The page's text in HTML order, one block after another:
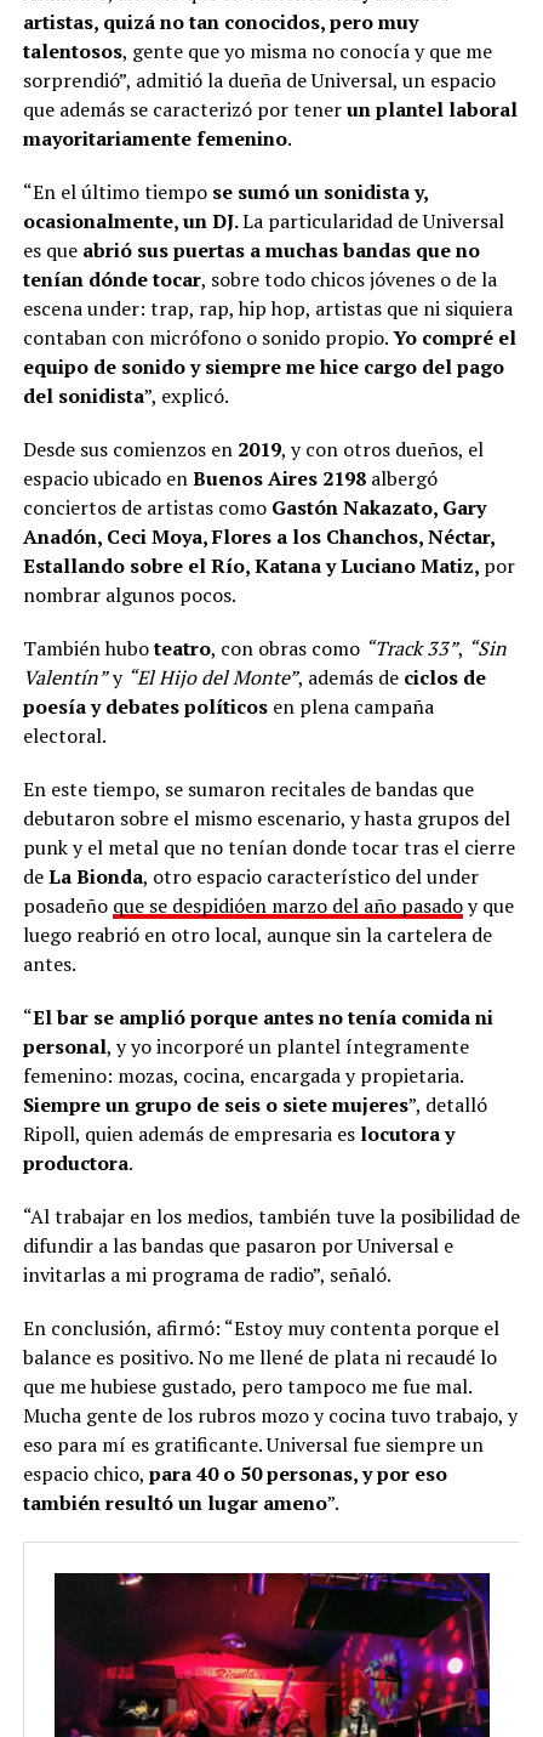
artistas, quizá no tan conocidos, pero muy
talentosos, gente que yo misma no conocía y que me
sorprendió”, admitió la dueña de Universal, un espacio
que además se caracterizó por tenerun plantel laboral
mayoritariamente femenino.
“En el último tiempose sumó un sonidista y,
ocasionalmente, un DJ.La particularidad de Universal
es que abrió sus puertas a muchas bandas que no
tenían dónde tocar, sobre todo chicos jóvenes o de la
escena under: trap, rap, hip hop, artistas que ni siquiera
contaban con micrófono o sonido propio.Yo compré el
equipo de sonido y siempre me hice cargo del pago
del sonidista”, explicó.
Desde sus comienzos en 2019, y con otros dueños, el
espacio ubicado enBuenos Aires 2198albergó
conciertos de artistas como Gastón Nakazato, Gary
Anadón, Ceci Moya, Flores a los Chanchos, Néctar,
Estallando sobre el Río, Katana y Luciano Matiz, por
nombrar algunos pocos.
También huboteatro, con obras como “Track 33”, “Sin
Valentín”y “El Hijo del Monte”, además de ciclos de
poesía y debates políticos en plena campaña
electoral.
En este tiempo, se sumaron recitales de bandas que
debutaron sobre el mismo escenario, y hasta grupos del
punk y el metal que no tenían donde tocar tras el cierre
deLa Bionda, otro espacio característico del under
posadeño que se despidióen marzo del año pasadoy que
luego reabrió en otro local, aunque sin la cartelera de
antes.
“El bar se amplió porque antes no tenía comida ni
personal, y yo incorporé un plantel íntegramente
femenino: mozas, cocina, encargada y propietaria.
Siempre un grupo de seis o siete mujeres”, detalló
Ripoll, quien además de empresaria es locutora y
productora.
“Al trabajar en los medios, también tuve la posibilidad de
difundir a las bandas que pasaron por Universal e
invitarlas a mi programa de radio”, señaló.
En conclusión, afirmó: “Estoy muy contenta porque el
balance es positivo. No me llené de plata ni recaudé lo
que me hubiese gustado, pero tampoco me fue mal.
Mucha gente de los rubros mozo y cocina tuvo trabajo, y
eso para mí es gratificante. Universal fue siempre un
espacio chico, para 40 o 50 personas, y por eso
también resultó un lugar ameno”.